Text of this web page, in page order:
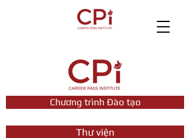
Chương trình Đào tạo
Thư viện